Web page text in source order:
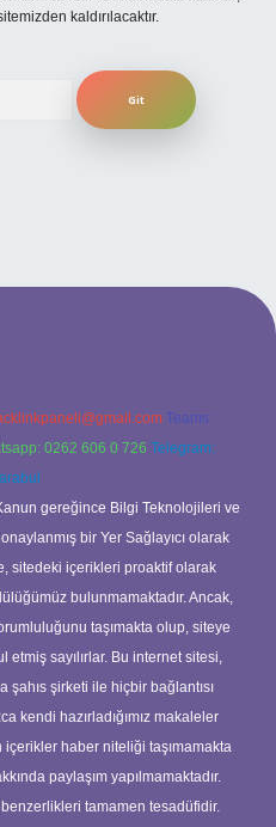
kaldırılacaktır.
Teams:
0262 606 0 726 Telegram:
gereğince Bilgi Teknolojileri ve
bir Yer Sağlayıcı olarak
sitedeki içerikleri proaktif olarak
bulunmamaktadır. Ancak,
taşımakta olup, siteye
sayılırlar. Bu internet sitesi,
şahıs şirketi ile hiçbir bağlantısı
kendi hazırladığımız makaleler
içerikler haber niteliği taşımamakta
paylaşım yapılmamaktadır.
tamamen tesadüfidir.